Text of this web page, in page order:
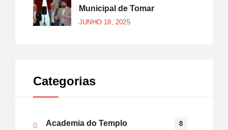
Municipal de Tomar
JUNHO 18, 2025
Categorias
Academia do Templo 8